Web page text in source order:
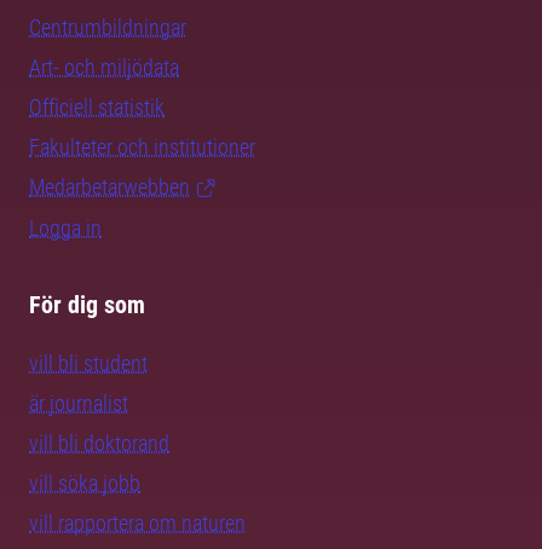
Centrumbildningar
Art- och miljödata
Officiell statistik
Fakulteter och institutioner
Medarbetarwebben
Logga in
För dig som
vill bli student
är journalist
vill bli doktorand
vill söka jobb
vill rapportera om naturen